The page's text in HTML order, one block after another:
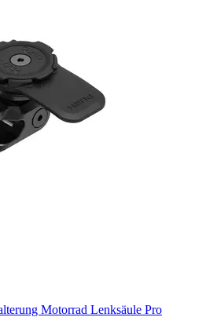
Motorrad Lenksäule Pro